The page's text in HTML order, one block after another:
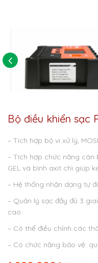
Bộ điều khiển sạc
– Tích hợp bộ vi xử lý,
– Tích hợp chức năng cân
GEL và bình axit chì giúp
– Hệ thống nhận dạng tự
– Quản lý sạc đầy đủ 3
cao.
– Có thể điều chỉnh các
– Có chức năng bảo vệ: